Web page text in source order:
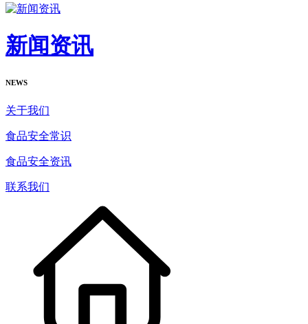
新闻资讯
NEWS
关于我们
食品安全常识
食品安全资讯
联系我们